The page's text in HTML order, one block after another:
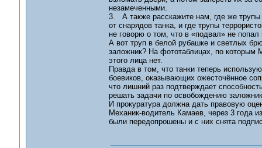
незамеченными.
3. А также расскажите нам, где же трупы
от снарядов танка, и где трупы
не говорю о том, что в «подвал» не попал
А вот труп в белой рубашке и светлых
заложник? На фототаблицах, по которым
этого лица нет.
Правда в том, что танки теперь
боевиков, оказывающих ожесточённое
что лишний раз подтверждает
решать задачи по освобождению
И прокуратура должна дать правовую
Механик-водитель Камаев, через 3 года
были передопрошены и с них снята